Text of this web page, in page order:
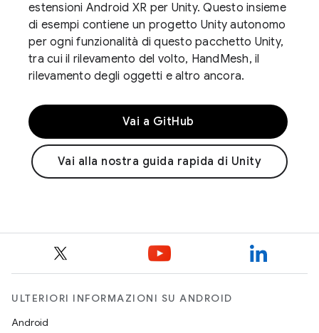
estensioni Android XR per Unity. Questo insieme
di esempi contiene un progetto Unity autonomo
per ogni funzionalità di questo pacchetto Unity,
tra cui il rilevamento del volto, HandMesh, il
rilevamento degli oggetti e altro ancora.
Vai a GitHub
Vai alla nostra guida rapida di Unity
ULTERIORI INFORMAZIONI SU ANDROID
Android